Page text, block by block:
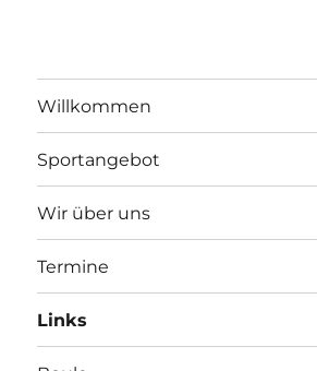
Willkommen
Sportangebot
Wir über uns
Termine
Links